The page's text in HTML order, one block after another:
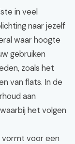
in veel
naar jezelf
waar hoogte
gebruiken
zoals het
van flats. In de
aan
het volgen
vormt voor een